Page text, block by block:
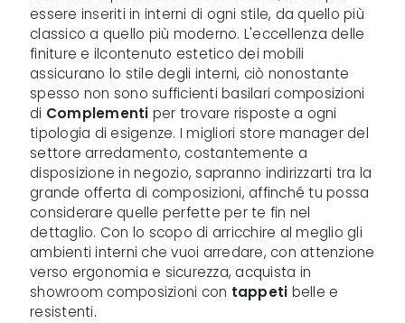
essere inseriti in interni di ogni stile, da quello più
classico a quello più moderno. L'eccellenza delle
finiture e ilcontenuto estetico dei mobili
assicurano lo stile degli interni, ciò nonostante
spesso non sono sufficienti basilari composizioni
di Complementi per trovare risposte a ogni
tipologia di esigenze. I migliori store manager del
settore arredamento, costantemente a
disposizione in negozio, sapranno indirizzarti tra la
grande offerta di composizioni, affinché tu possa
considerare quelle perfette per te fin nel
dettaglio. Con lo scopo di arricchire al meglio gli
ambienti interni che vuoi arredare, con attenzione
verso ergonomia e sicurezza, acquista in
showroom composizioni con tappeti belle e
resistenti.